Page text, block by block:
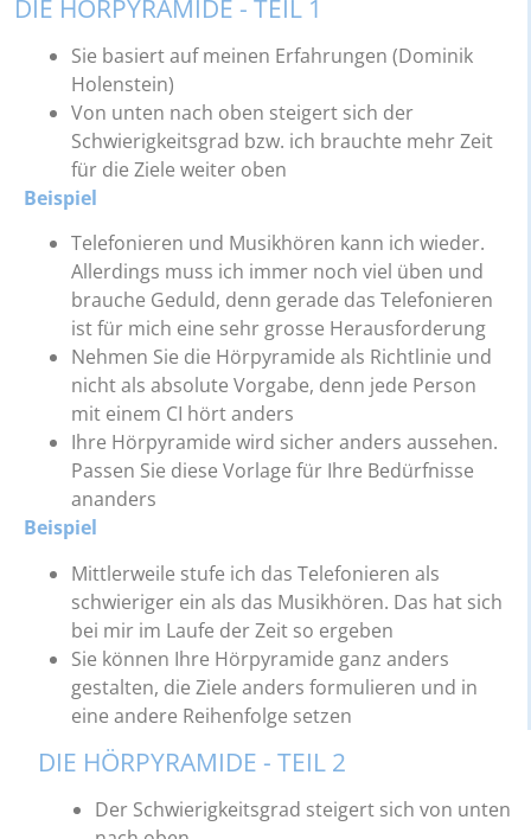
DIE HÖRPYRAMIDE - TEIL 1
Sie basiert auf meinen Erfahrungen (Dominik
Holenstein)
Von unten nach oben steigert sich der
Schwierigkeitsgrad bzw. ich brauchte mehr Zeit
für die Ziele weiter oben
Beispiel
Telefonieren und Musikhören kann ich wieder.
Allerdings muss ich immer noch viel üben und
brauche Geduld, denn gerade das Telefonieren
ist für mich eine sehr grosse Herausforderung
Nehmen Sie die Hörpyramide als Richtlinie und
nicht als absolute Vorgabe, denn jede Person
mit einem CI hört anders
Ihre Hörpyramide wird sicher anders aussehen.
Passen Sie diese Vorlage für Ihre Bedürfnisse
ananders
Beispiel
Mittlerweile stufe ich das Telefonieren als
schwieriger ein als das Musikhören. Das hat sich
bei mir im Laufe der Zeit so ergeben
Sie können Ihre Hörpyramide ganz anders
gestalten, die Ziele anders formulieren und in
eine andere Reihenfolge setzen
DIE HÖRPYRAMIDE - TEIL 2
Der Schwierigkeitsgrad steigert sich von unten